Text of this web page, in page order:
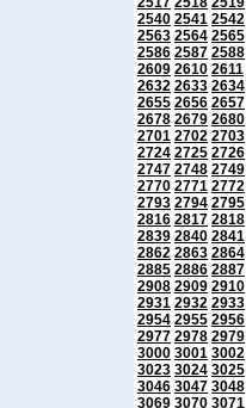
2540 2541 2542
2563 2564 2565
2586 2587 2588
2609 2610 2611
2632 2633 2634
2655 2656 2657
2678 2679 2680
2701 2702 2703
2724 2725 2726
2747 2748 2749
2770 2771 2772
2793 2794 2795
2816 2817 2818
2839 2840 2841
2862 2863 2864
2885 2886 2887
2908 2909 2910
2931 2932 2933
2954 2955 2956
2977 2978 2979
3000 3001 3002
3023 3024 3025
3046 3047 3048
3069 3070 3071